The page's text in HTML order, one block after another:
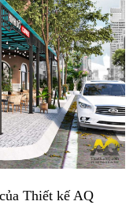
Thiết kế AQ